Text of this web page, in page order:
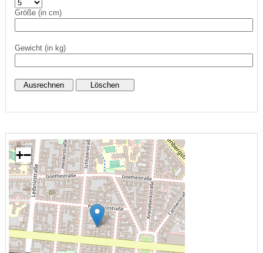
Größe (in cm)
Gewicht (in kg)
+−